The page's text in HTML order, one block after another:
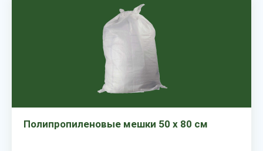
Полипропиленовые мешки 50 х 80 см